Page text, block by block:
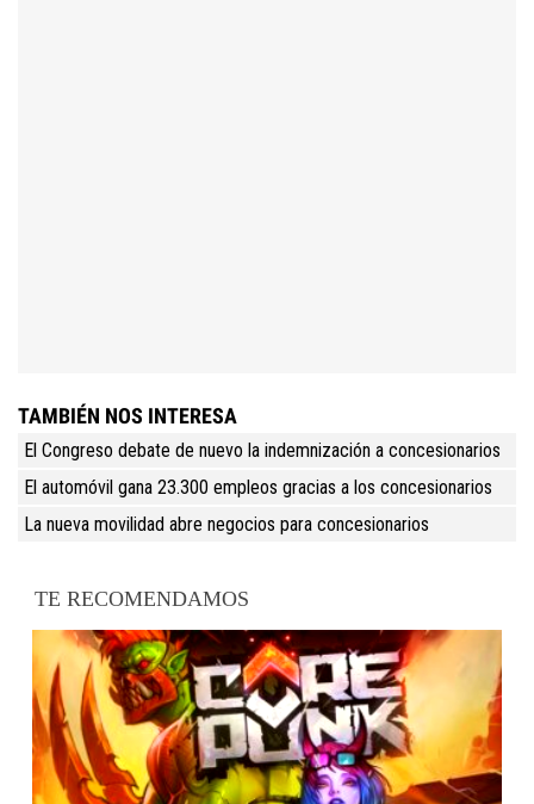
TAMBIÉN NOS INTERESA
El Congreso debate de nuevo la indemnización a concesionarios
El automóvil gana 23.300 empleos gracias a los concesionarios
La nueva movilidad abre negocios para concesionarios
TE RECOMENDAMOS